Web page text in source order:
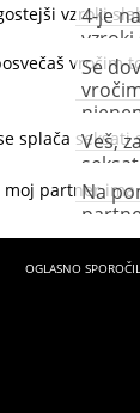
4-je
vzroki
Se
Veš,
Na